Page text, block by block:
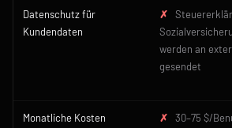
Datenschutz für
Kundendaten
✗
werden an
gesendet
Monatliche Kosten ✗
30–75 $/